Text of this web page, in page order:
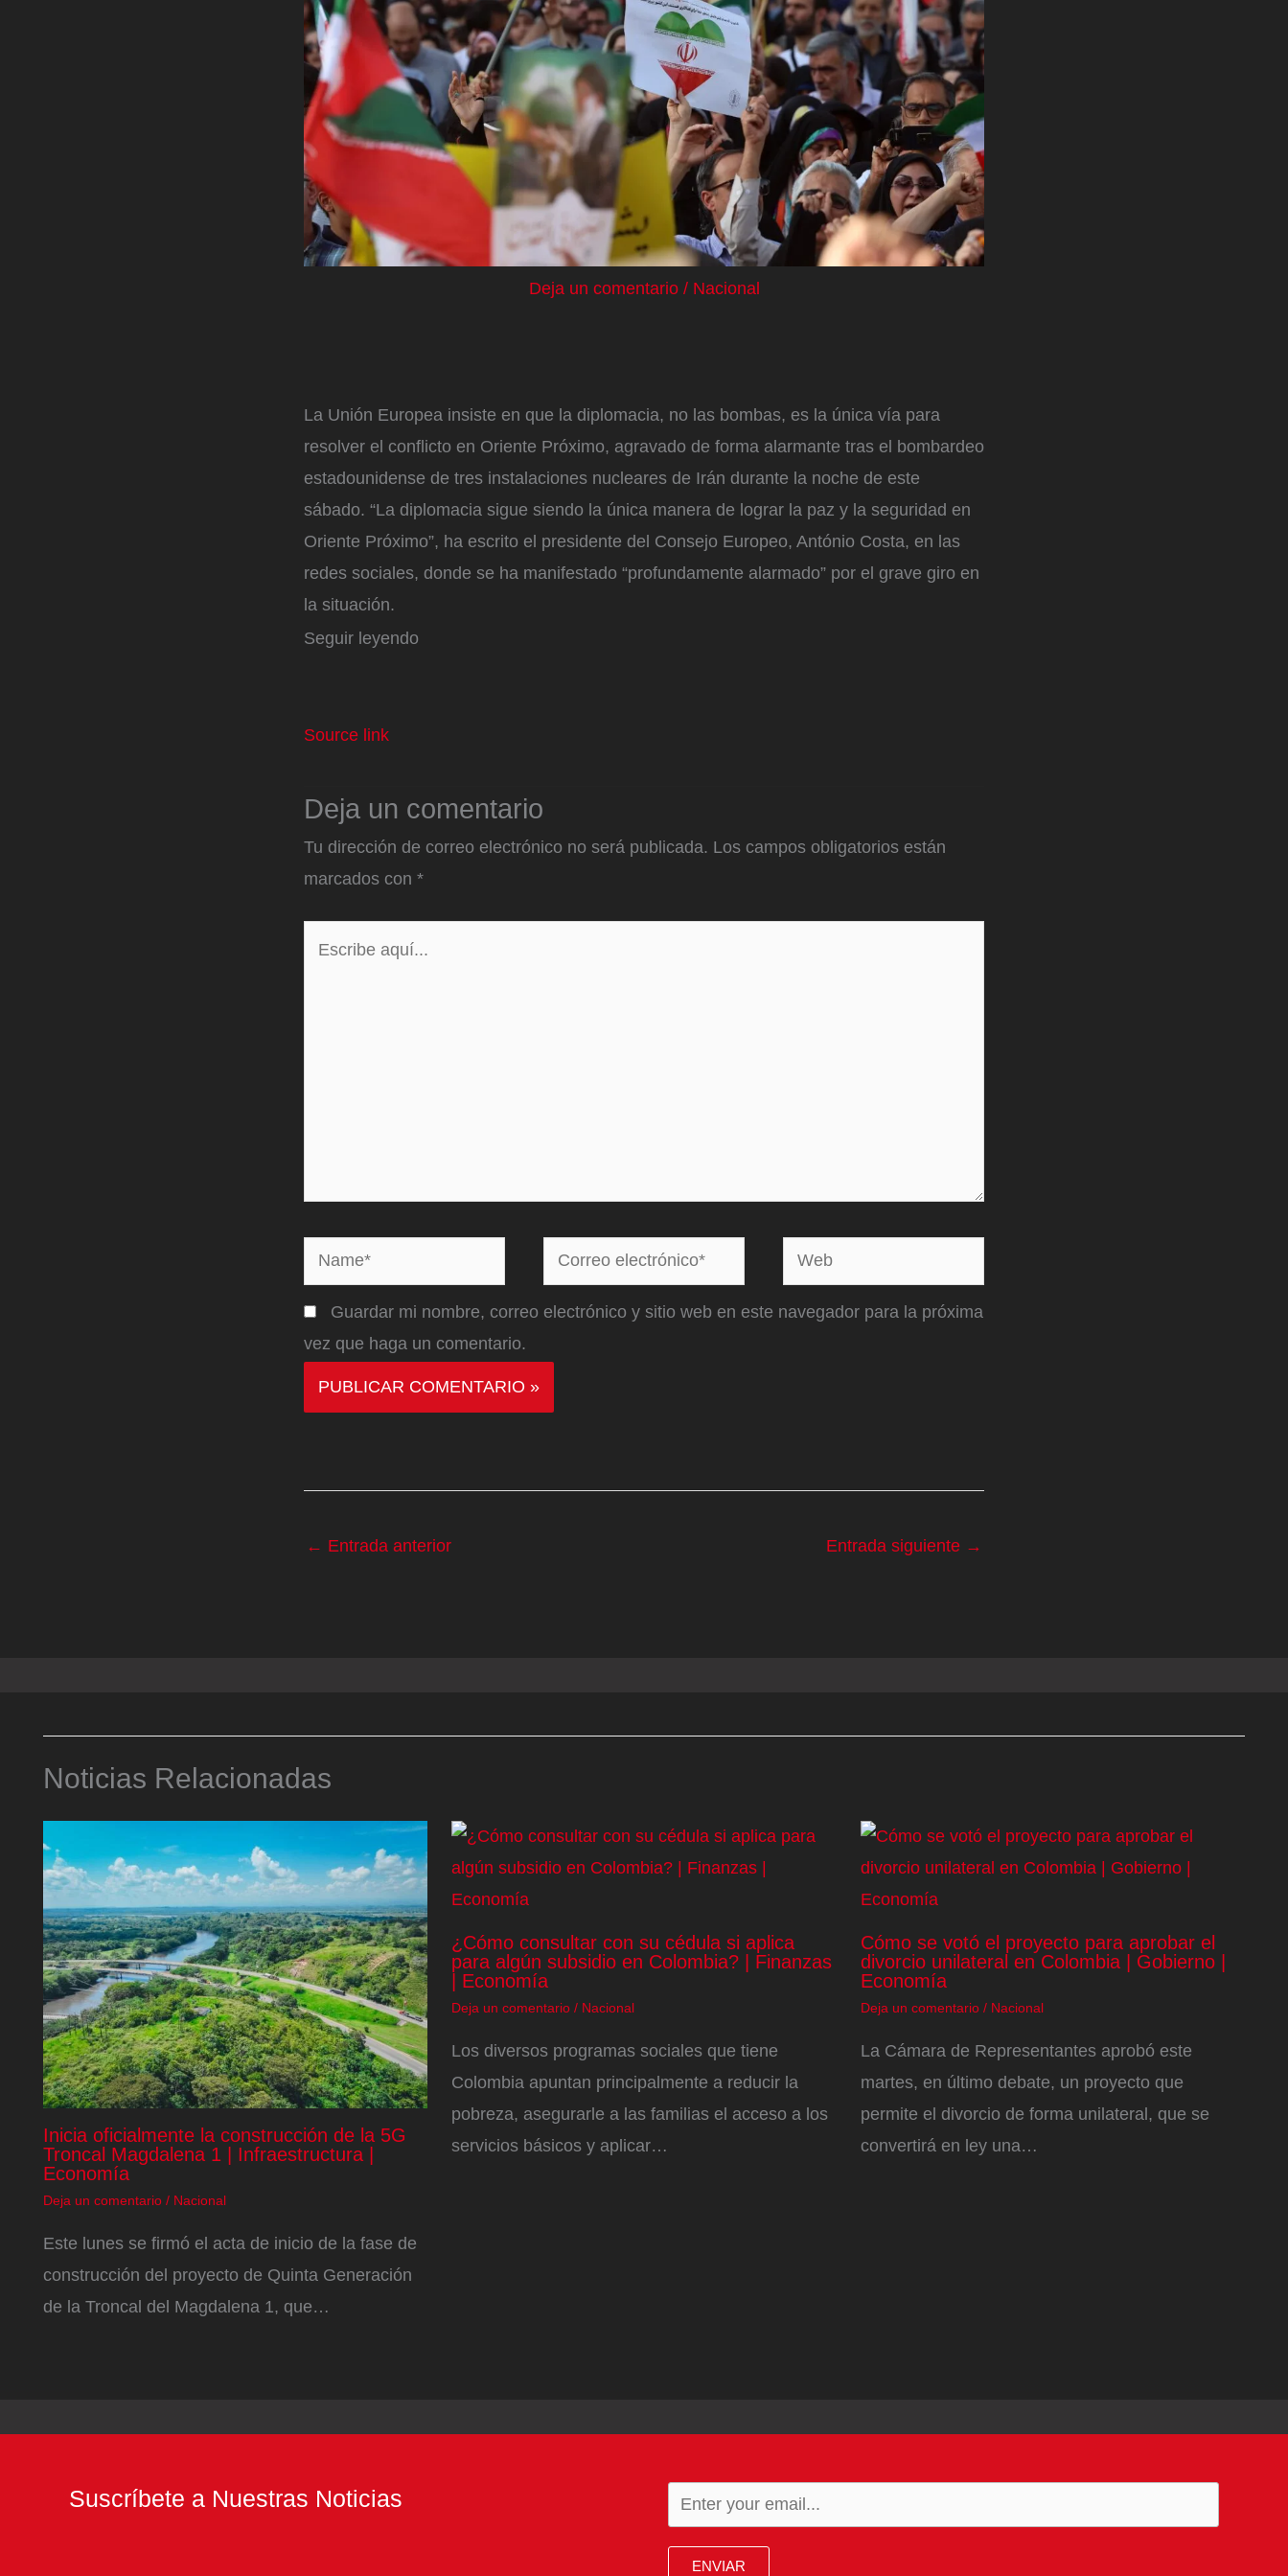
Deja un comentario / Nacional
La Unión Europea insiste en que la diplomacia, no las bombas, es la única vía para
resolver el conflicto en Oriente Próximo, agravado de forma alarmante tras el bombardeo
estadounidense de tres instalaciones nucleares de Irán durante la noche de este
sábado. “La diplomacia sigue siendo la única manera de lograr la paz y la seguridad en
Oriente Próximo”, ha escrito el presidente del Consejo Europeo, António Costa, en las
redes sociales, donde se ha manifestado “profundamente alarmado” por el grave giro en
la situación.
Seguir leyendo
Source link
Deja un comentario
Tu dirección de correo electrónico no será publicada. Los campos obligatorios están
marcados con *
Name*
Correo
electrónico*
Web
Guardar mi nombre, correo electrónico y sitio web en este navegador para la próxima
vez que haga un comentario.
← Entrada anterior Entrada siguiente →
Noticias Relacionadas
Inicia oficialmente la construcción de la 5G
Troncal Magdalena 1 | Infraestructura |
Economía
Deja un comentario / Nacional
Este lunes se firmó el acta de inicio de la fase de
construcción del proyecto de Quinta Generación
de la Troncal del Magdalena 1, que…
¿Cómo consultar con su cédula si aplica
para algún subsidio en Colombia? | Finanzas
| Economía
Deja un comentario / Nacional
Los diversos programas sociales que tiene
Colombia apuntan principalmente a reducir la
pobreza, asegurarle a las familias el acceso a los
servicios básicos y aplicar…
Cómo se votó el proyecto para aprobar el
divorcio unilateral en Colombia | Gobierno |
Economía
Deja un comentario / Nacional
La Cámara de Representantes aprobó este
martes, en último debate, un proyecto que
permite el divorcio de forma unilateral, que se
convertirá en ley una…
Suscríbete a Nuestras Noticias
ENVIAR